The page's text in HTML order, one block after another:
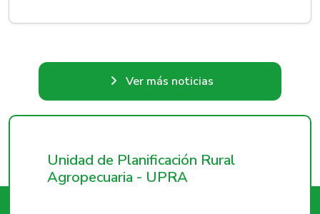
Ver más noticias
Unidad de Planificación Rural
Agropecuaria - UPRA